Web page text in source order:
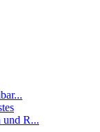
und R...